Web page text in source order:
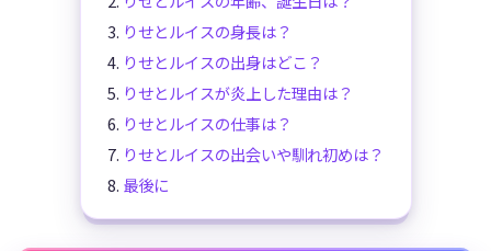
りせとルイスの身長は？
りせとルイスの出身はどこ？
りせとルイスが炎上した理由は？
りせとルイスの仕事は？
りせとルイスの出会いや馴れ初めは？
最後に